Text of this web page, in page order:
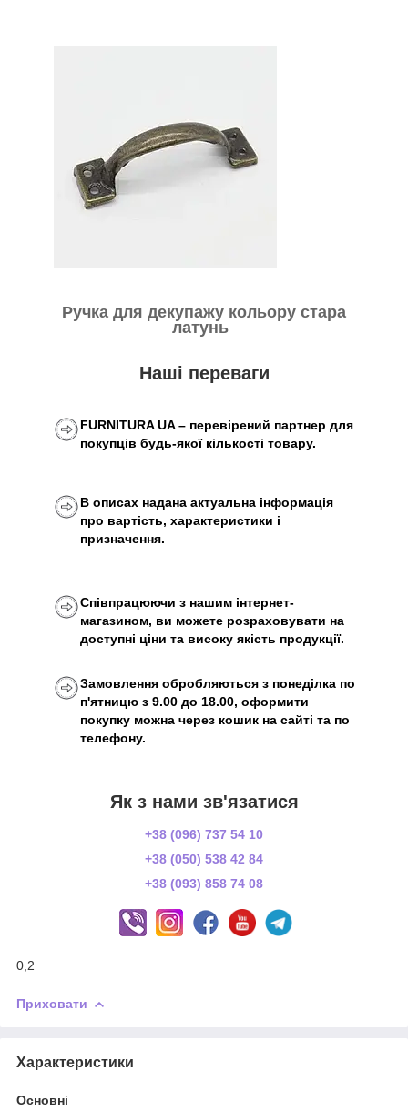
Ручка для декупажу кольору стара
латунь
Наші переваги
FURNITURA UA – перевірений партнер для
покупців будь-якої кількості товару.
В описах надана актуальна інформація
про вартість, характеристики і
призначення.
Співпрацюючи з нашим інтернет-
магазином, ви можете розраховувати на
доступні ціни та високу якість продукції.
Замовлення обробляються з понеділка по
п'ятницю з 9.00 до 18.00, оформити
покупку можна через кошик на сайті та по
телефону.
Як з нами зв'язатися
+38 (096) 737 54 10
+38 (050) 538 42 84
+38 (093) 858 74 08
0,2
Приховати
Характеристики
Основні